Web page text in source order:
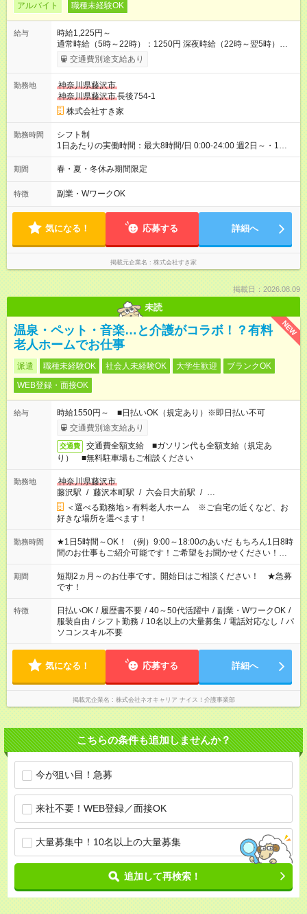
アルバイト 職種未経験OK
給与
時給1,225円～
通常時給（5時～22時）：1250円 深夜時給（22時～翌5時）：
1600円 高校生時給：1225円 【特別手当】早朝手当（5：00-9：
00）時給+150円 【試用期間】試用期間あり 試用期間の長さ：1
30日（※条件変更なし）ですが、切り上げで一ヶ月とさせてい
ただきます。 研修制度あり：15時間(研修中も同時給）
交通費別途支給あり
勤務地
神奈川県藤沢市
神奈川県藤沢市長後754-1
株式会社すき家
勤務時間
シフト制
1日あたりの実働時間：最大8時間/日 0:00-24:00 週2日～・1日
2h～OK ＜シフト例＞ 〇朝帯 5:00-9:00 〇昼帯 9:00-14:00 〇午
後帯 14:00-18:00 〇夜帯 18:00-22:00 〇深夜帯 22:00-翌5:00 基
ます♪
期間 春・夏・冬休み期間限定
特徴 副業・WワークOK
気になる！ 応募する 詳細へ
掲載元企業名 株式会社すき家
掲載日：2026.08.09
未読
NEW
温泉・ペット・音楽…と介護がコラボ！？有料
老人ホームでお仕事
派遣 職種未経験OK 社会人未経験OK 大学生歓迎
ブランクOK
WEB登録・面接OK
給与
時給1550円～ ■日払いOK（規定あり）※即日払い不可
交通費別途支給あり
交通費
交通費全額支給 ■ガソリン代も全額支給（規定あ
り） ■無料駐車場もご相談ください
勤務地
神奈川県藤沢市
藤沢駅 / 藤沢本町駅 / 六会日大前駅 / …
＜選べる勤務地＞有料老人ホーム ※ご自宅の近くなど、お
好きな場所を選べます！
勤務時間
★1日5時間～OK！ （例）9:00～18:00のあいだ もちろん1日8時
間のお仕事もご紹介可能です！ご希望をお聞かせください！★家
庭の都合でお休みが必要な場合も遠慮なくご相談ください。 ※
週最低15時間以上の勤務が必要です
期間
短期2ヵ月～のお仕事です。開始日はご相談ください！ ★急募
です！
特徴 日払いOK / 履歴書不要 / 40～50代活躍中 / 副業・WワークOK /
服装自由 / シフト勤務 / 10名以上の大量募集 / 電話対応なし / パ
ソコンスキル不要
気になる！ 応募する 詳細へ
掲載元企業名 株式会社ネオキャリア ナイス！介護事業部
こちらの条件も追加しませんか？
今が狙い目！急募
来社不要！WEB登録／面接OK
大量募集中！10名以上の大量募集
追加して再検索！